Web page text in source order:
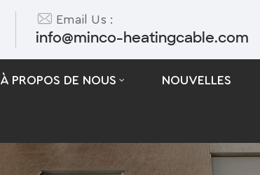
Email Us :
info@minco-heatingcable.com
À PROPOS DE NOUS NOUVELLES